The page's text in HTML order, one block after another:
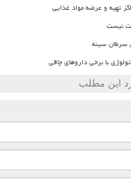
تهیه و عرضه مواد غذایی
نیست
سرطان سینه
با برخی داروهای چاقی
این مطلب